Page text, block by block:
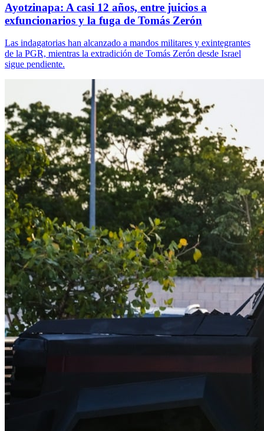
Ayotzinapa: A casi 12 años, entre juicios a
exfuncionarios y la fuga de Tomás Zerón
Las indagatorias han alcanzado a mandos militares y exintegrantes
de la PGR, mientras la extradición de Tomás Zerón desde Israel
sigue pendiente.